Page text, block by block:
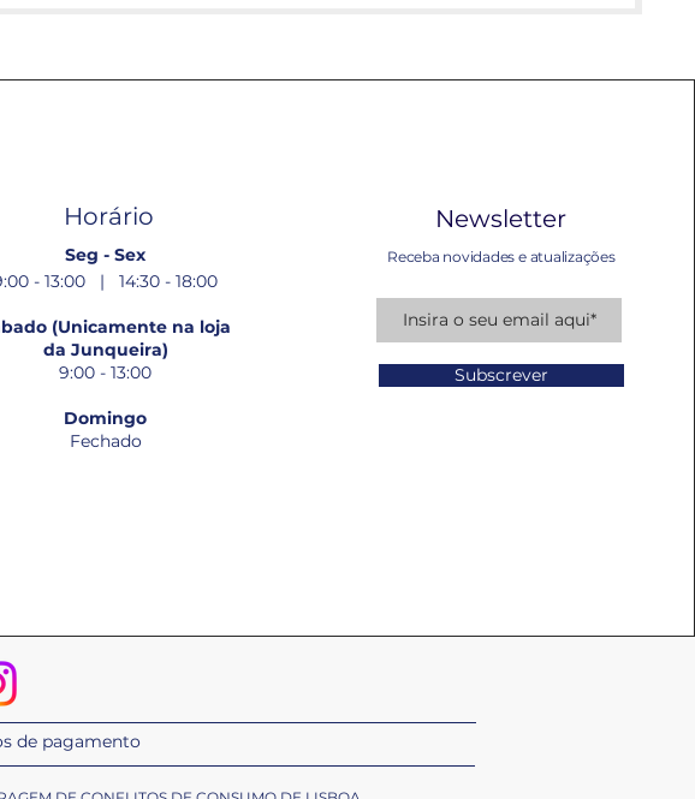
Horário
Seg - Sex
- 13:00 | 14:30 - 18:00
(Unicamente na loja
da Junqueira)
9:00 - 13:00
Domingo
Fechado
Newsletter
Receba novidades e atualizações
Subscrever
de pagamento